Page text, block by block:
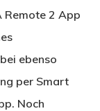
Remote 2 App
ebenso
per Smart
Noch